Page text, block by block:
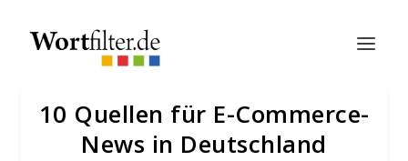
10 Quellen für E-Commerce-
News in Deutschland